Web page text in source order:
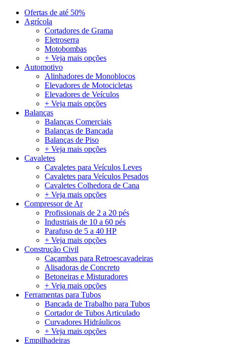
Ofertas de até 50%
Agrícola
Cortadores de Grama
Eletroserra
Motobombas
+ Veja mais opções
Automotivo
Alinhadores de Monoblocos
Elevadores de Motocicletas
Elevadores de Veículos
+ Veja mais opções
Balanças
Balanças Comerciais
Balanças de Bancada
Balanças de Piso
+ Veja mais opções
Cavaletes
Cavaletes para Veículos Leves
Cavaletes para Veículos Pesados
Cavaletes Colhedora de Cana
+ Veja mais opções
Compressor de Ar
Profissionais de 2 a 20 pés
Industriais de 10 a 60 pés
Parafuso de 5 a 40 HP
+ Veja mais opções
Construção Civil
Caçambas para Retroescavadeiras
Alisadoras de Concreto
Betoneiras e Misturadores
+ Veja mais opções
Ferramentas para Tubos
Bancada de Trabalho para Tubos
Cortador de Tubos Articulado
Curvadores Hidráulicos
+ Veja mais opções
Empilhadeiras